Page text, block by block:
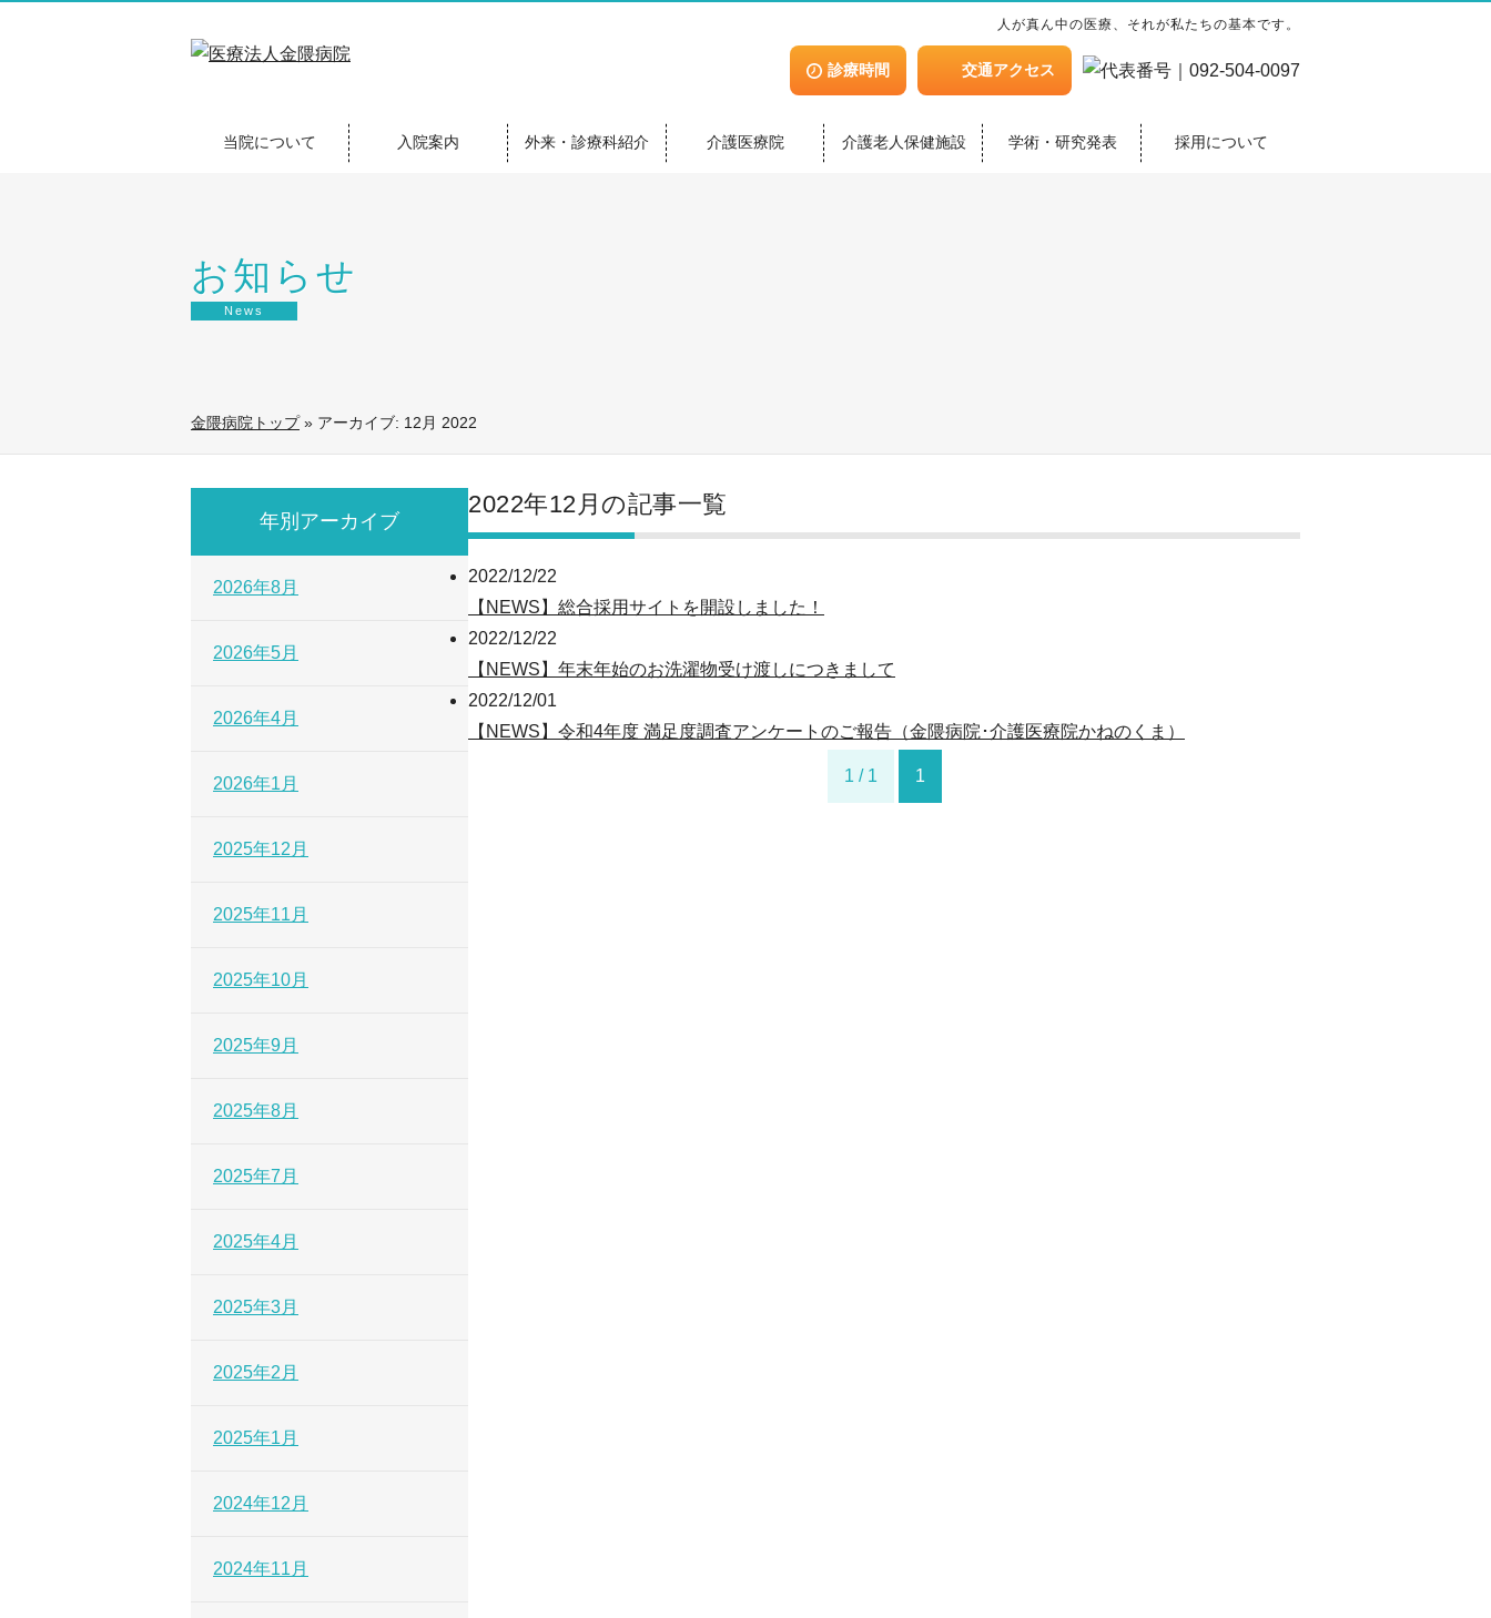
人が真ん中の医療、それが私たちの基本です。
診療時間 交通アクセス
当院について 入院案内 外来・診療科紹介 介護医療院 介護老人保健施設 学術・研究発表 採用について
お知らせ
News
金隈病院トップ» アーカイブ: 12月 2022
2022年12月の記事一覧
2022/12/22
【NEWS】総合採用サイトを開設しました！
2022/12/22
【NEWS】年末年始のお洗濯物受け渡しにつきまして
2022/12/01
【NEWS】令和4年度 満足度調査アンケートのご報告（金隈病院･介護医療院かねのくま）
1 / 1 1
年別アーカイブ
2026年8月
2026年5月
2026年4月
2026年1月
2025年12月
2025年11月
2025年10月
2025年9月
2025年8月
2025年7月
2025年4月
2025年3月
2025年2月
2025年1月
2024年12月
2024年11月